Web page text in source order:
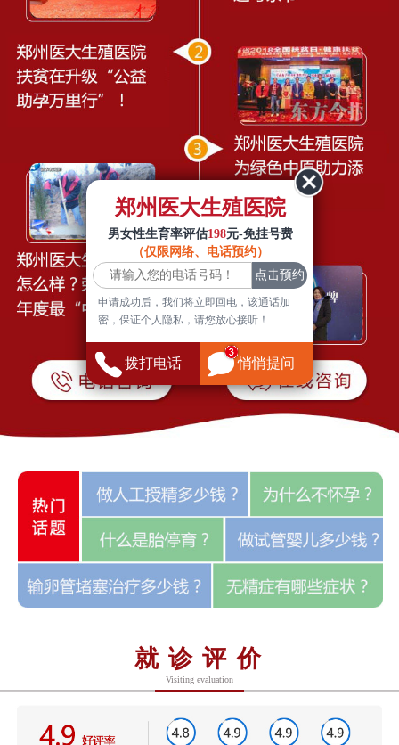
就诊评价
Visiting evaluation
郑州医大生殖医院
男女性生育率评估198元-免挂号费
（仅限网络、电话预约）
申请成功后，我们将立即回电，该通话加
密，保证个人隐私，请您放心接听！
拨打电话 悄悄提问